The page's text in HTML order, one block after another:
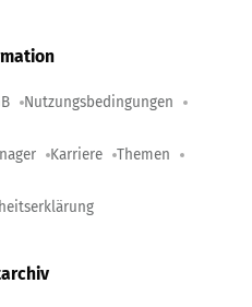
Nutzungsbedingungen
Karriere Themen